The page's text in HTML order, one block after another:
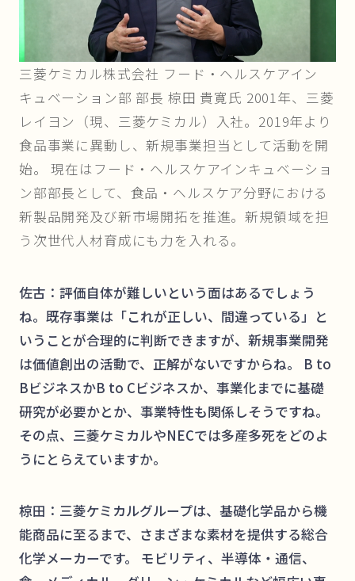
三菱ケミカル株式会社 フード・ヘルスケアイン
キュベーション部 部長 椋田 貴寛氏 2001年、三菱
レイヨン（現、三菱ケミカル）入社。2019年より
食品事業に異動し、新規事業担当として活動を開
始。 現在はフード・ヘルスケアインキュベーショ
ン部部長として、食品・ヘルスケア分野における
新製品開発及び新市場開拓を推進。新規領域を担
う次世代人材育成にも力を入れる。
佐古：評価自体が難しいという面はあるでしょう
ね。既存事業は「これが正しい、間違っている」と
いうことが合理的に判断できますが、新規事業開発
は価値創出の活動で、正解がないですからね。 B to
BビジネスかB to Cビジネスか、事業化までに基礎
研究が必要かとか、事業特性も関係しそうですね。
その点、三菱ケミカルやNECでは多産多死をどのよ
うにとらえていますか。
椋田：三菱ケミカルグループは、基礎化学品から機
能商品に至るまで、さまざまな素材を提供する総合
化学メーカーです。 モビリティ、半導体・通信、